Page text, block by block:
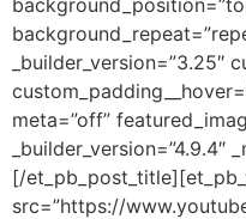
_builder_version=”3.25″
meta=”off”
_builder_version=”4.9.4″
[/
src=”https://